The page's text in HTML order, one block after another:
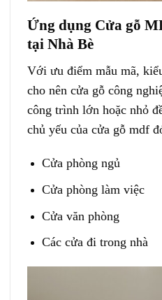
Ứng dụng Cửa gỗ
tại Nhà Bè
Với ưu điểm mẫu mã,
cho nên cửa gỗ công
công trình lớn hoặc nhỏ
chủ yếu của cửa gỗ mdf
Cửa phòng ngủ
Cửa phòng làm việc
Cửa văn phòng
Các cửa đi trong nhà